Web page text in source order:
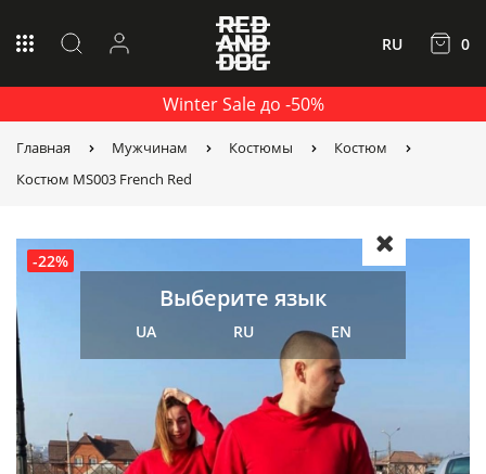
Winter Sale до -50%
RU 0
Главная Мужчинам Костюмы
Костюм
Костюм MS003 French Red
-22%
Выберите язык
UA RU EN